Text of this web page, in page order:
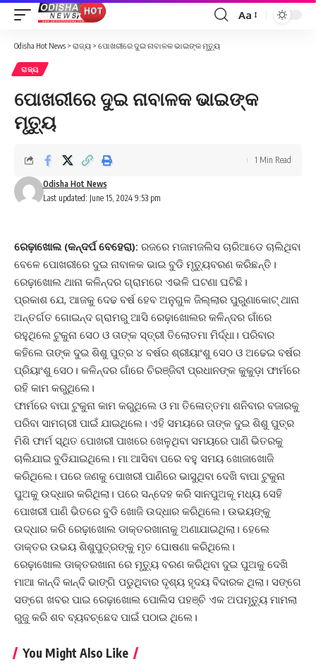
Font
Aa
Odisha Hot News > ରାଜ୍ୟ > ପୋଖରୀରେ ଦୁଇ ନାବାଳକ ଭାଇଙ୍କ ମୃତ୍ୟୁ
ରାଜ୍ୟ
ପୋଖରୀରେ ଦୁଇ ନାବାଳକ ଭାଇଙ୍କ
ମୃତ୍ୟୁ
Last updated: June 15, 2024 9:53 pm
Odisha Hot News
1 Min Read
ରେଢ଼ାଖୋଲ (କନ୍ଦର୍ପ ବେହେରା): ରଜରେ ମଜାମଜଲିସ ଚାରିଆଡେ ଚାଲିଥିବା
ବେଳେ ପୋଖରୀରେ ଦୁଇ ନାବାଳକ ଭାଇ ବୁଡି ମୃତ୍ୟୁବରଣ କରିଛନ୍ତି।
ରେଢ଼ାଖୋଲ ଥାନା କଳିନ୍ଦର ଗ୍ରାମରେ ଏଭଳି ଘଟଣା ଘଟିଛି।
ପ୍ରକାଶ ଯେ, ଆଜକୁ ଦେଢ ବର୍ଷ ହେବ ଅନୁଗୁଳ ଜିଲ୍ଲାର ପୁରୁଣାକୋଟ୍ ଥାନା
ଅନ୍ତର୍ଗତ ଗୋଇନ୍ଦ ଗ୍ରାମରୁ ଆସି ରେଢ଼ାଖୋଲର କଳିନ୍ଦର ଗାଁରେ
ରହୁଥିଲେ ଟୁକୁନା ସେଠ ଓ ତାଙ୍କ ସ୍ତ୍ରୀ ତିଲୋତମା ମିର୍ଦ୍ଧା। ପରିବାର
କହିଲେ ତାଙ୍କ ଦୁଇ ଶିଶୁ ପୁତ୍ର ୪ ବର୍ଷର ଶ୍ରୀୟାଂଶୁ ସେଠ ଓ ଅଢେଇ ବର୍ଷର
ପ୍ରିୟାଂଶୁ ସେଠ। କଳିନ୍ଦର ଗାଁରେ ଚିରଞ୍ଜିବୀ ପ୍ରଧାନଙ୍କ କୁକୁଡ଼ା ଫାର୍ମରେ
ରହି କାମ କରୁଥିଲେ।
ଫାର୍ମରେ ବାପା ଟୁକୁନା କାମ କରୁଥିଲେ ଓ ମା ତିଳୋତ୍ତମା ଶନିବାର ବଜାରକୁ
ପରିବା ସାମଗ୍ରୀ ପାଇଁ ଯାଇଥିଲେ। ଏହି ସମୟରେ ତାଙ୍କ ଦୁଇ ଶିଶୁ ପୁତ୍ର
ମିଶି ଫାର୍ମ ସ୍ଥିତ ପୋଖରୀ ପାଖରେ ଖେଳୁଥିବା ସମୟରେ ପାଣି ଭିତରକୁ
ଚାଲିଯାଇ ବୁଡିଯାଇଥିଲେ। ମା ଆସିବା ପରେ ବହୁ ସମୟ ଖୋଜାଖୋଜି
କରିଥିଲେ। ପରେ ଜଣକୁ ପୋଖରୀ ପାଣିରେ ଭାସୁଥିବା ଦେଖି ବାପା ଟୁକୁନା
ପୁଅକୁ ଉଦ୍ଧାର କରିଥିଲା। ପରେ ସନ୍ଦେହ କରି ସାନପୁଅକୂ ମଧ୍ୟ ସେହି
ପୋଖରୀ ପାଣି ଭିତରେ ବୁଡି ଖୋଜି ଉଦ୍ଧାର କରିଥିଲେ। ଉଭୟଙ୍କୁ
ଉଦ୍ଧାର କରି ରେଢ଼ାଖୋଲ ଡାକ୍ତରଖାନାକୁ ଅଣାଯାଇଥିଲା। ହେଲେ
ଡାକ୍ତର ଉଭୟ ଶିଶୁପୁତ୍ରଙ୍କୁ ମୃତ ଘୋଷଣା କରିଥିଲେ।
ରେଢ଼ାଖୋଲ ଡାକ୍ତରଖାନା ରେ ମୃତ୍ୟୁ ବରଣ କରିଥିବା ଦୁଇ ପୁଅକୁ ଦେଖି
ମାଆ କାନ୍ଦି କାନ୍ଦି ଭାଙ୍ଗି ପଡୁଥିବାର ଦୃଶ୍ୟ ହୃଦୟ ବିଦାରକ ଥିଲା। ସଙ୍ଗେ
ସଙ୍ଗେ ଖବର ପାଇ ରେଢ଼ାଖୋଲ ପୋଲିସ ପହଞ୍ଚି ଏକ ଅପମୃତ୍ୟୁ ମାମଲା
ରୁଜୁ କରି ଶବ ବ୍ୟବଚ୍ଛେଦ ପାଇଁ ପଠାଇ ଥିଲେ।
You Might Also Like